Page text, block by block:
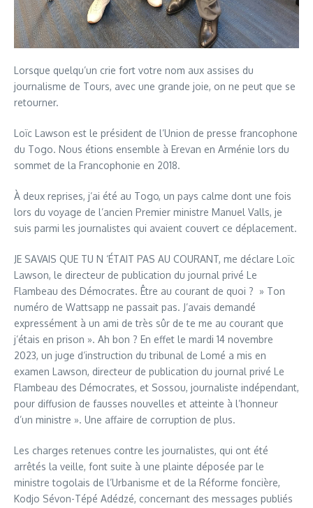
Lorsque quelqu’un crie fort votre nom aux assises du
journalisme de Tours, avec une grande joie, on ne peut que se
retourner.
Loïc Lawson est le président de l’Union de presse francophone
du Togo. Nous étions ensemble à Erevan en Arménie lors du
sommet de la Francophonie en 2018.
À deux reprises, j’ai été au Togo, un pays calme dont une fois
lors du voyage de l’ancien Premier ministre Manuel Valls, je
suis parmi les journalistes qui avaient couvert ce déplacement.
JE SAVAIS QUE TU N ‘ÉTAIT PAS AU COURANT, me déclare Loïc
Lawson, le directeur de publication du journal privé Le
Flambeau des Démocrates. Être au courant de quoi ? » Ton
numéro de Wattsapp ne passait pas. J’avais demandé
expressément à un ami de très sûr de te me au courant que
j’étais en prison ». Ah bon ? En effet le mardi 14 novembre
2023, un juge d’instruction du tribunal de Lomé a mis en
examen Lawson, directeur de publication du journal privé Le
Flambeau des Démocrates, et Sossou, journaliste indépendant,
pour diffusion de fausses nouvelles et atteinte à l’honneur
d’un ministre ». Une affaire de corruption de plus.
Les charges retenues contre les journalistes, qui ont été
arrêtés la veille, font suite à une plainte déposée par le
ministre togolais de l’Urbanisme et de la Réforme foncière,
Kodjo Sévon-Tépé Adédzé, concernant des messages publiés